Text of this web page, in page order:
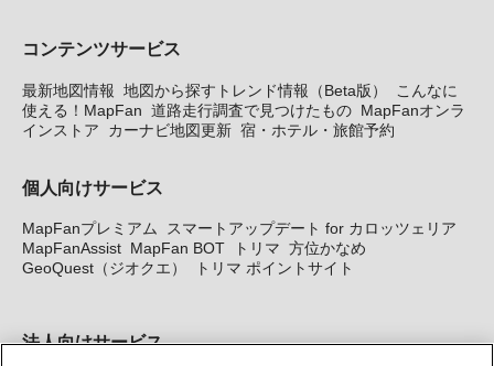
コンテンツサービス
最新地図情報 地図から探すトレンド情報（Beta版）
こんなに
使える！MapFan 道路走行調査で見つけたもの MapFanオンラ
インストア
カーナビ地図更新 宿・ホテル・旅館予約
個人向けサービス
MapFanプレミアム
スマートアップデート for カロッツェリア
MapFanAssist MapFan BOT トリマ 方位かなめ
GeoQuest（ジオクエ）
トリマ ポイントサイト
法人向けサービス